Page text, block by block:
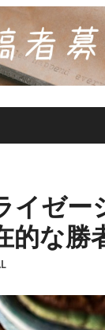
イゼー
的な勝